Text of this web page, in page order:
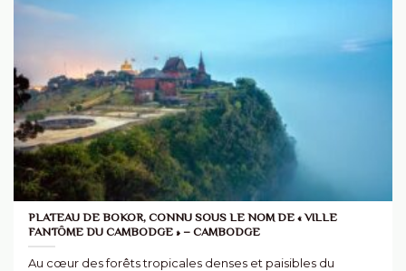
PLATEAU DE BOKOR, CONNU SOUS LE NOM DE « VILLE
FANTÔME DU CAMBODGE » – CAMBODGE
Au cœur des forêts tropicales denses et paisibles du